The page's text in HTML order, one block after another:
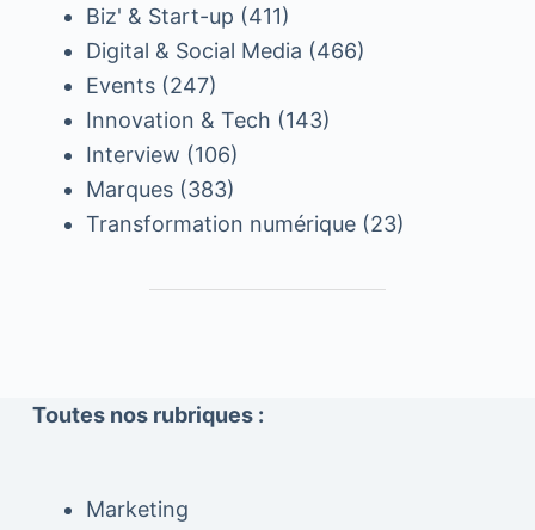
Biz' & Start-up (411)
Digital & Social Media (466)
Events(247)
Innovation & Tech (143)
Interview (106)
Marques(383)
Transformation numérique(23)
Toutes nos rubriques :
Marketing